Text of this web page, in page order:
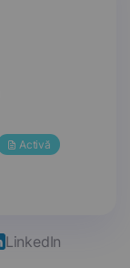
Activă
LinkedIn